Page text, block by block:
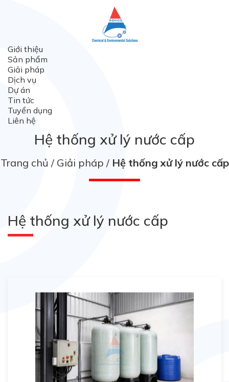
Giới thiệu
Sản phẩm
Giải pháp
Dịch vụ
Dự án
Tin tức
Tuyển dụng
Liên hệ
Hệ thống xử lý nước cấp
Trang chủ Giải pháp Hệ thống xử lý nước cấp
Hệ thống xử lý nước cấp